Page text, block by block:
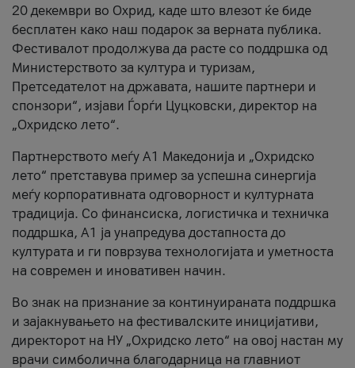
20 декември во Охрид, каде што влезот ќе биде
бесплатен како наш подарок за верната публика.
Фестивалот продолжува да расте со поддршка од
Министерството за култура и туризам,
Претседателот на државата, нашите партнери и
спонзори“, изјави Ѓорѓи Цуцковски, директор на
„Охридско лето“.
Партнерството меѓу A1 Македонија и „Охридско
лето“ претставува пример за успешна синергија
меѓу корпоративната одговорност и културната
традиција. Со финансиска, логистичка и техничка
поддршка, A1 ја унапредува достапноста до
културата и ги поврзува технологијата и уметноста
на современ и иновативен начин.
Во знак на признание за континуираната поддршка
и зајакнувањето на фестивалските иницијативи,
директорот на НУ „Охридско лето“ на овој настан му
врачи симболична благодарница на главниот